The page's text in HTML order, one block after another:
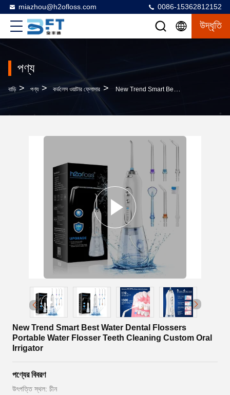
miazhou@h2ofloss.com 0086-15362812152
উদ্ধৃতি
পণ্য
বাড়ি > পণ্য > কর্ডলেস ওয়াটার ফ্লোসার > New Trend Smart Best Water Dental Flossers Portable Water Flosser Teeth Cleaning Custom Oral Irrigator
New Trend Smart Best Water Dental Flossers
Portable Water Flosser Teeth Cleaning Custom Oral
Irrigator
পণ্যের বিবরণ
উৎপত্তি স্থল: চীন